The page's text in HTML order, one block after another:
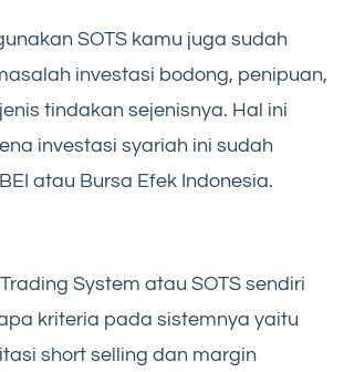
SOTS kamu juga sudah
investasi bodong, penipuan,
tindakan sejenisnya. Hal ini
investasi syariah ini sudah
atau Bursa Efek Indonesia.
System atau SOTS sendiri
kriteria pada sistemnya yaitu
short selling dan margin